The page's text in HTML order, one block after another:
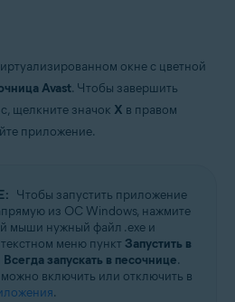
окне с цветной
Avast. Чтобы завершить
щелкните значок X в правом
приложение.
Чтобы запустить приложение
из ОС Windows, нажмите
мыши нужный файл .exe и
меню пункт Запустить в
Всегда запускать в песочнице.
включить или отключить в
.